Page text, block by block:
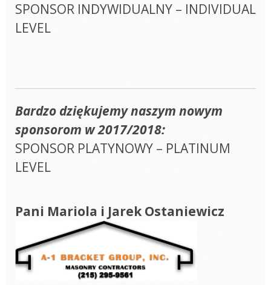
SPONSOR INDYWIDUALNY – INDIVIDUAL
LEVEL
Bardzo dziękujemy naszym nowym
sponsorom w 2017/2018:
SPONSOR PLATYNOWY – PLATINUM
LEVEL
Pani Mariola i Jarek Ostaniewicz